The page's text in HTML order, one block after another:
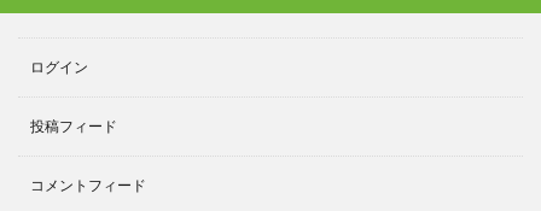
ログイン
投稿フィード
コメントフィード